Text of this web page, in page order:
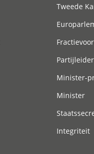
Tweede
Partijleider
Minister-
Minister
Integriteit